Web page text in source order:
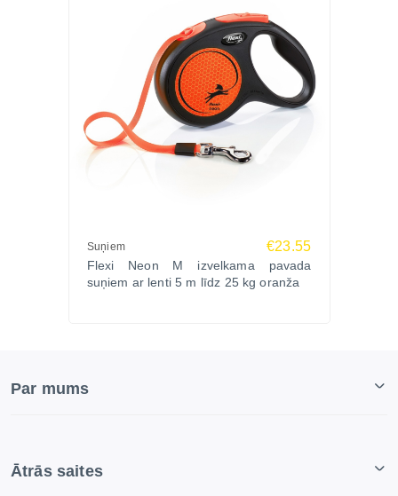
Suņiem €23.55
Flexi Neon M izvelkama pavada
suņiem ar lenti 5 m līdz 25 kg oranža
Par mums
Ātrās saites